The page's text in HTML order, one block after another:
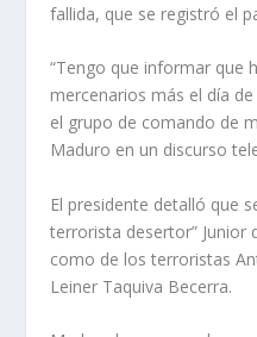
fallida, que se registró el
“Tengo que informar que
mercenarios más el día
el grupo de comando de
Maduro en un discurso
El presidente detalló que
terrorista desertor” Junior
como de los terroristas
Leiner Taquiva Becerra.